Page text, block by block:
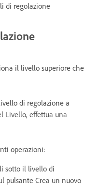
di regolazione
il livello superiore che
di regolazione a
Livello, effettua una
operazioni:
sotto il livello di
pulsante Crea un nuovo